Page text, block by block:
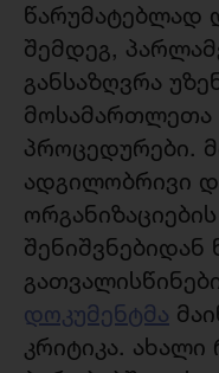
წარუმატებლად
შემდეგ,
განსაზღვრა
მოსამართლეთა
პროცედურები.
ადგილობრივი
შენიშვნებიდან
დოკუმენტმა
კრიტიკა. ახალი